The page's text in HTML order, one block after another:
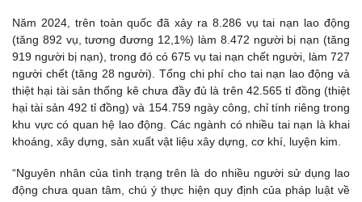
Năm 2024, trên toàn quốc đã xảy ra 8.286 vụ tai nạn lao động
(tăng 892 vụ, tương đương 12,1%) làm 8.472 người bị nạn (tăng
919 người bị nạn), trong đó có 675 vụ tai nạn chết người, làm 727
người chết (tăng 28 người). Tổng chi phí cho tai nạn lao động và
thiệt hại tài sản thống kê chưa đầy đủ là trên 42.565 tỉ đồng (thiệt
hại tài sản 492 tỉ đồng) và 154.759 ngày công, chỉ tính riêng trong
khu vực có quan hệ lao động. Các ngành có nhiều tai nạn là khai
khoáng, xây dựng, sản xuất vật liệu xây dựng, cơ khí, luyện kim.
“Nguyên nhân của tình trạng trên là do nhiều người sử dụng lao
động chưa quan tâm, chú ý thực hiện quy định của pháp luật về